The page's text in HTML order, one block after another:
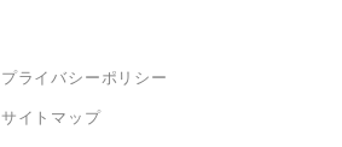
プライバシーポリシー
サイトマップ